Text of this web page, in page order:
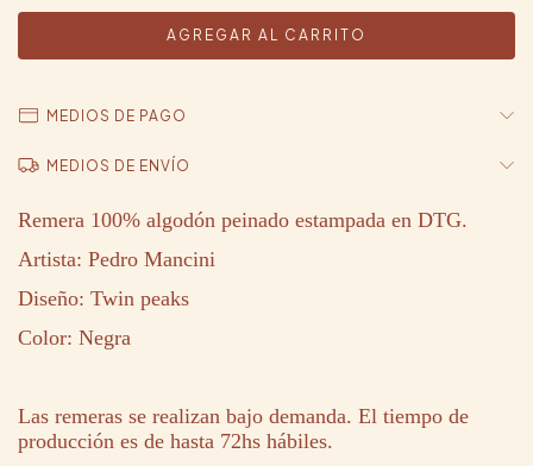
MEDIOS DE PAGO
MEDIOS DE ENVÍO
Remera 100% algodón peinado estampada en DTG.
Artista: Pedro Mancini
Diseño: Twin peaks
Color: Negra
Las remeras se realizan bajo demanda. El tiempo de
producción es de hasta 72hs hábiles.